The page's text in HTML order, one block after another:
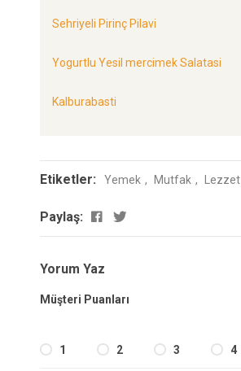
Sehriyeli Pirinç Pilavi
Yogurtlu Yesil mercimek Salatasi
Kalburabasti
Etiketler: Yemek Mutfak Lezzet
Paylaş:
Yorum Yaz
Müşteri Puanları
1 2 3 4